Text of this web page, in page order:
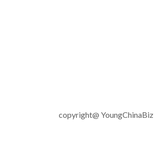
copyright@ YoungChinaBiz